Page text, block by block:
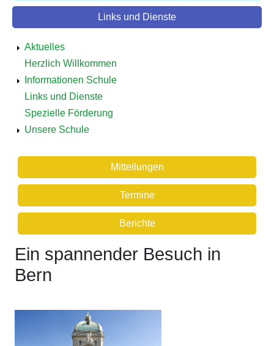
Links und Dienste
Detailnavigation
Bildung
Aktuelles
Herzlich Willkommen
Informationen Schule
Links und Dienste
Spezielle Förderung
Unsere Schule
Schule
Aktuelles
Mitteilungen
Termine
Berichte
Ein spannender Besuch in
Bern